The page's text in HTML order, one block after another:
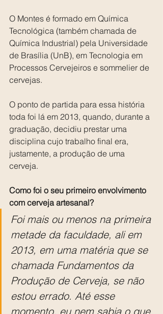
O Montes é formado em Química
Tecnológica (também chamada de
Química Industrial) pela Universidade
de Brasília (UnB), em Tecnologia em
Processos Cervejeiros e sommelier de
cervejas.
O ponto de partida para essa história
toda foi lá em 2013, quando, durante a
graduação, decidiu prestar uma
disciplina cujo trabalho final era,
justamente, a produção de uma
cerveja.
Como foi o seu primeiro envolvimento
com cerveja artesanal?
Foi mais ou menos na primeira
metade da faculdade, ali em
2013, em uma matéria que se
chamada Fundamentos da
Produção de Cerveja, se não
estou errado. Até esse
momento, eu nem sabia o que